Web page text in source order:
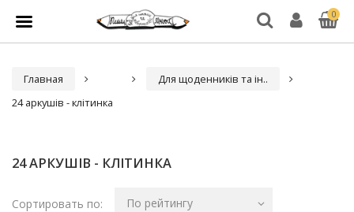
0
Главная
Для щоденників та ін..
24 аркушів - клітинка
24 АРКУШІВ - КЛІТИНКА
Сортировать по: По рейтингу